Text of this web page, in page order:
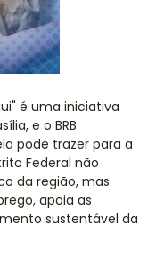
é uma iniciativa
e o BRB
pode trazer para a
Federal não
da região, mas
apoia as
sustentável da